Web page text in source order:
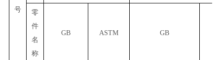
号
零
件
名
称
GB ASTM GB